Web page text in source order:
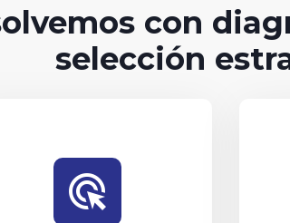
con
selección
ads_click